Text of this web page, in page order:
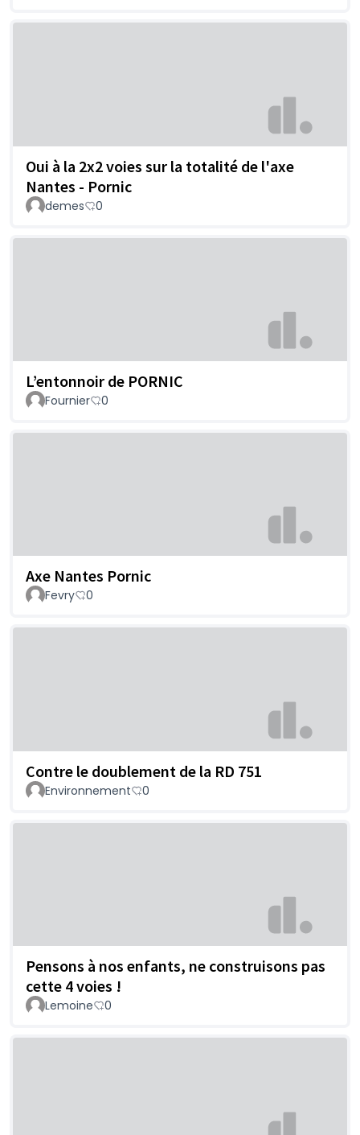
Oui à la 2x2 voies sur la totalité de l'axe
Nantes - Pornic
demes 0
L’entonnoir de PORNIC
Fournier 0
Axe Nantes Pornic
Fevry 0
Contre le doublement de la RD 751
Environnement 0
Pensons à nos enfants, ne construisons pas
cette 4 voies !
Lemoine 0